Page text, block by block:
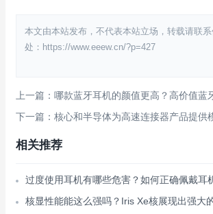
本文由本站发布，不代表本站立场，转载请联
处：https://www.eeew.cn/?p=427
上一篇：哪款蓝牙耳机的颜值更高？高价值蓝
下一篇：核心和半导体为高速连接器产品提供
相关推荐
过度使用耳机有哪些危害？如何正确佩戴耳
核显性能能这么强吗？Iris Xe核展现出强大